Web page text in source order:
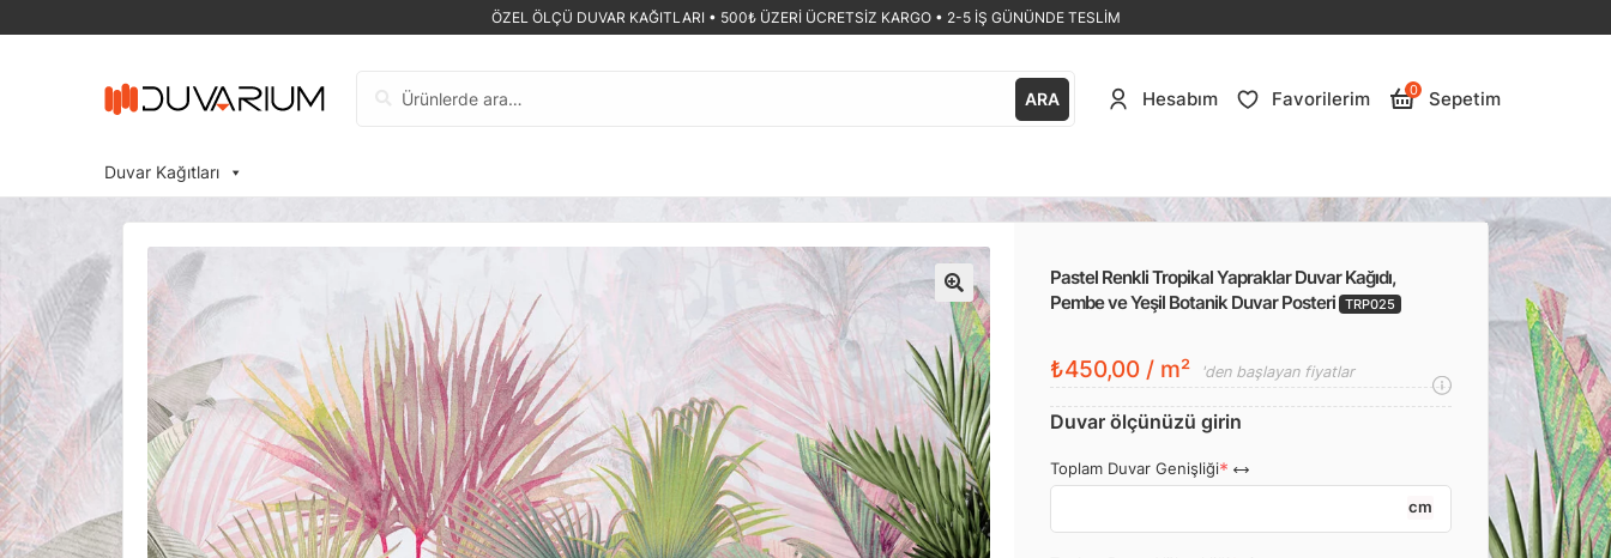
ÖZEL ÖLÇÜ DUVAR KAĞITLARI • 500₺ ÜZERİ ÜCRETSİZ KARGO • 2-5 İŞ GÜNÜNDE TESLİM
ARA Hesabım Favorilerim 0 Sepetim
Duvar Kağıtları
🔍
Pastel Renkli Tropikal Yapraklar Duvar Kağıdı,
Pembe ve Yeşil Botanik Duvar Posteri TRP025
₺450,00 / m² 'den başlayan fiyatlar
Duvar ölçünüzü girin
Toplam Duvar Genişliği
cm